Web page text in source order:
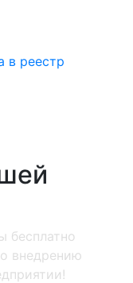
в реестр
бесплатно
внедрению